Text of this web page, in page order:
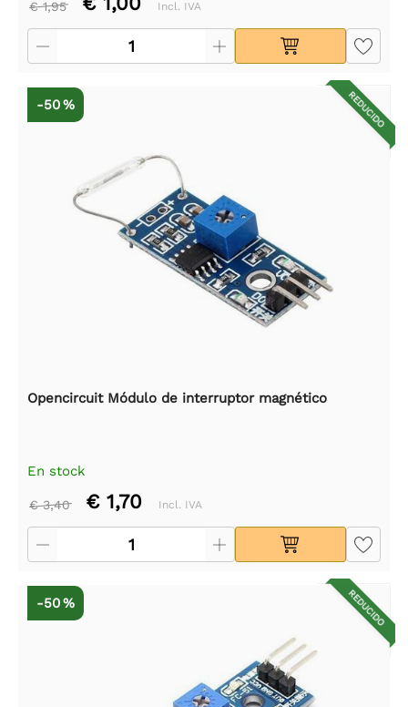
€ 1,95 Incl. IVA
REDUCIDO
-50 %
Opencircuit Módulo de interruptor magnético
En stock
€ 3,40 € 1,70 Incl. IVA
REDUCIDO
-50 %